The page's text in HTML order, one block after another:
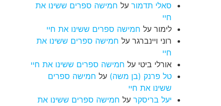
סאלי תדמור על חמישה ספרים ששינו את
חיי
לימור על חמישה ספרים ששינו את חיי
רוני ויינברגר על חמישה ספרים ששינו את
חיי
אורלי ביטי על חמישה ספרים ששינו את חיי
טל פרנק (בן משה) על חמישה ספרים
ששינו את חיי
יעל בריסקר על חמישה ספרים ששינו את